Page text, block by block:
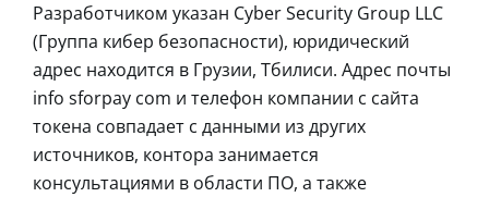
Разработчиком указан Cyber Security Group LLC
(Группа кибер безопасности), юридический
адрес находится в Грузии, Тбилиси. Адрес почты
info sforpay com и телефон компании с сайта
токена совпадает с данными из других
источников, контора занимается
консультациями в области ПО, а также